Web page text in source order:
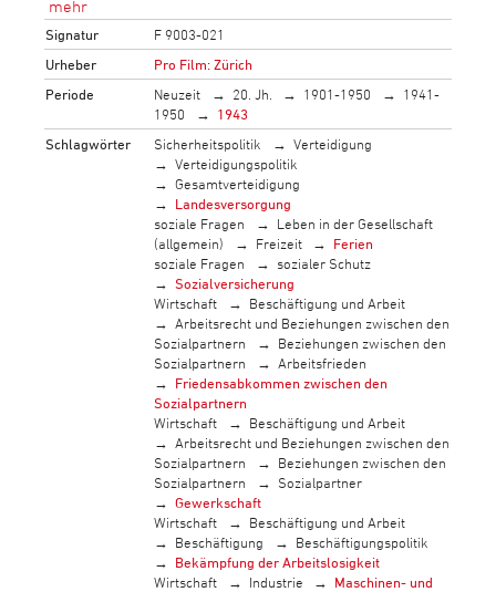
Signatur
F 9003-021
Urheber
Pro Film: Zürich
Periode
Neuzeit 20. Jh. 1901-1950
1941-
1950
1943
Schlagwörter
Sicherheitspolitik
Verteidigung
Verteidigungspolitik
Gesamtverteidigung
Landesversorgung
soziale Fragen
Leben in der Gesellschaft
(allgemein)
Freizeit
Ferien
soziale Fragen
sozialer Schutz
Sozialversicherung
Wirtschaft
Beschäftigung und Arbeit
Arbeitsrecht und Beziehungen zwischen den
Sozialpartnern
Beziehungen zwischen den
Sozialpartnern
Arbeitsfrieden
Friedensabkommen zwischen den
Sozialpartnern
Wirtschaft
Beschäftigung und Arbeit
Arbeitsrecht und Beziehungen zwischen den
Sozialpartnern
Beziehungen zwischen den
Sozialpartnern
Sozialpartner
Gewerkschaft
Wirtschaft
Beschäftigung und Arbeit
Beschäftigung
Beschäftigungspolitik
Bekämpfung der Arbeitslosigkeit
Wirtschaft
Industrie
Maschinen- und